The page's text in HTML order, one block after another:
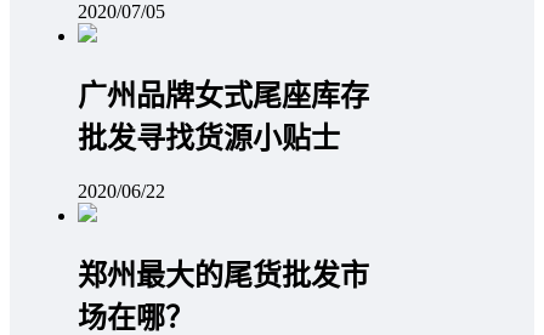
2020/07/05
广州品牌女式尾座库存
批发寻找货源小贴士
2020/06/22
郑州最大的尾货批发市
场在哪？